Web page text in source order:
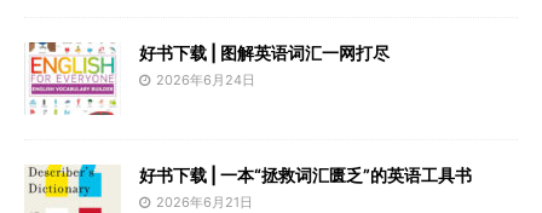
好书下载 | 图解英语词汇一网打尽
2026年6月24日
好书下载 | 一本“拯救词汇匮乏”的英语工具书
2026年6月21日